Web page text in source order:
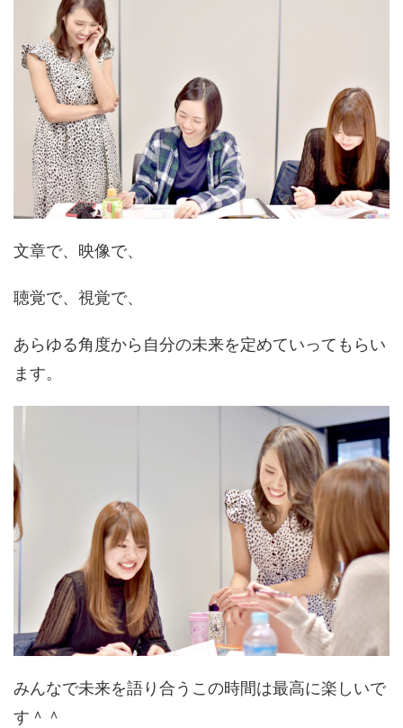
文章で、映像で、
聴覚で、視覚で、
あらゆる角度から自分の未来を定めていってもらい
ます。
みんなで未来を語り合うこの時間は最高に楽しいで
す＾＾